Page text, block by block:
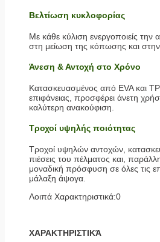
Βελτίωση κυκλοφορίας
Με κάθε κύλιση ενεργοποιείς
στη μείωση της κόπωσης και
Άνεση & Αντοχή στο Χρόνο
Κατασκευασμένος από EVA και
επιφάνειας, προσφέρει άνετη
καλύτερη ανακούφιση.
Τροχοί υψηλής ποιότητας
Τροχοί υψηλών αντοχών,
πιέσεις του πέλματος και,
μοναδική πρόσφυση σε όλες τις
μάλαξη άψογα.
Λοιπά Χαρακτηριστικά:0
ΧΑΡΑΚΤΗΡΙΣΤΙΚΆ